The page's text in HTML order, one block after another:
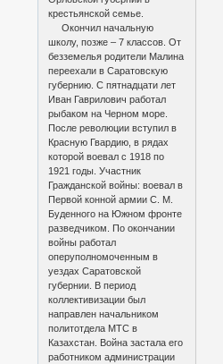
крестьянской семье.
Окончил начальную
школу, позже – 7 классов. От
безземелья родители Малина
переехали в Саратовскую
губернию. С пятнадцати лет
Иван Гаврилович работал
рыбаком на Черном море.
После революции вступил в
Красную Гвардию, в рядах
которой воевал с 1918 по
1921 годы. Участник
Гражданской войны: воевал в
Первой конной армии С. М.
Буденного на Южном фронте
разведчиком. По окончании
войны работал
оперуполномоченным в
уездах Саратовской
губернии. В период
коллективизации был
направлен начальником
политотдела МТС в
Казахстан. Война застала его
работником администрации